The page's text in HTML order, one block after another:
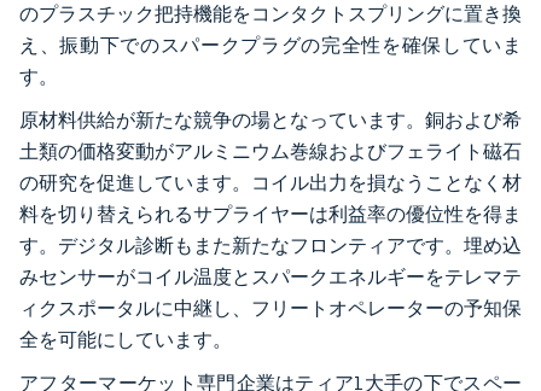
のプラスチック把持機能をコンタクトスプリングに置き換
え、振動下でのスパークプラグの完全性を確保していま
す。
原材料供給が新たな競争の場となっています。銅および希
土類の価格変動がアルミニウム巻線およびフェライト磁石
の研究を促進しています。コイル出力を損なうことなく材
料を切り替えられるサプライヤーは利益率の優位性を得ま
す。デジタル診断もまた新たなフロンティアです。埋め込
みセンサーがコイル温度とスパークエネルギーをテレマテ
ィクスポータルに中継し、フリートオペレーターの予知保
全を可能にしています。
アフターマーケット専門企業はティア1大手の下でスペー